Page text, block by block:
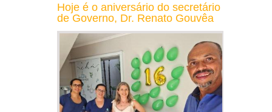
Hoje é o aniversário do secretário
de Governo, Dr. Renato Gouvêa